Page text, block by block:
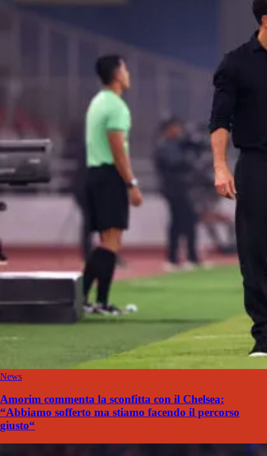
News
Amorim commenta la sconfitta con il Chelsea:
“Abbiamo sofferto ma stiamo facendo il percorso
giusto“